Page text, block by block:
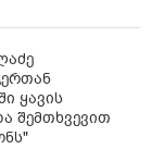
ყავის
შემთხვევით